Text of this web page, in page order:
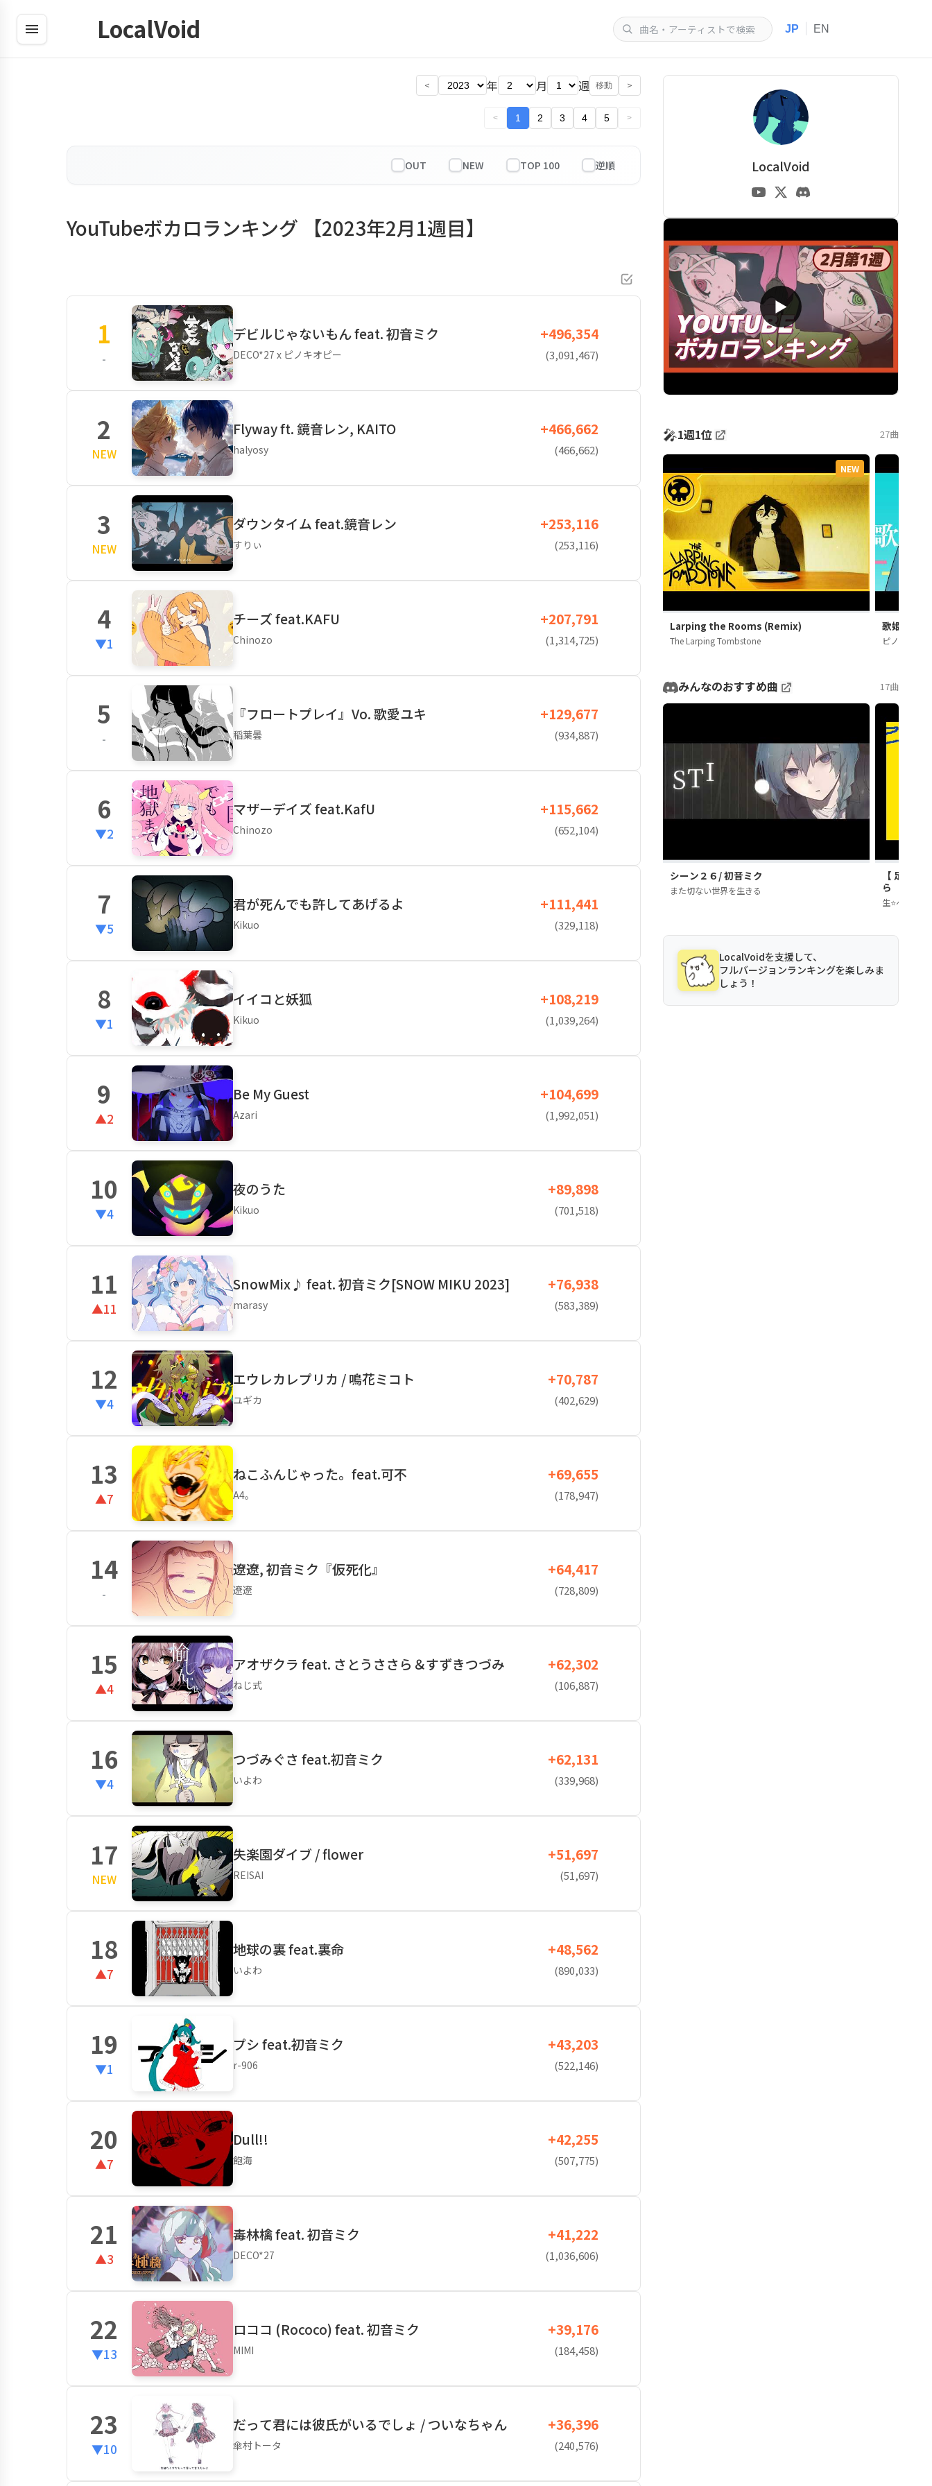
LocalVoid JP EN
< 年 月 週 移動 >
< 1 2 3 4 5 >
OUT NEW TOP 100
YouTubeボカロランキング 【2023年2月1週目】
1
-
デビルじゃないもん feat. 初音ミク
DECO*27 x ピノキオピー
+496,354
(3,091,467)
2
NEW
Flyway ft. 鏡音レン, KAITO
halyosy
+466,662
(466,662)
3
NEW
ダウンタイム feat.鏡音レン
すりぃ
+253,116
(253,116)
4
▼1
チーズ feat.KAFU
Chinozo
+207,791
(1,314,725)
5
-
『フロートプレイ』Vo. 歌愛ユキ
稲葉曇
+129,677
(934,887)
6
▼2
マザーデイズ feat.KafU
Chinozo
+115,662
(652,104)
7
▼5
君が死んでも許してあげるよ
Kikuo
+111,441
(329,118)
8
▼1
イイコと妖狐
Kikuo
+108,219
(1,039,264)
9
▲2
Be My Guest
Azari
+104,699
(1,992,051)
10
▼4
夜のうた
Kikuo
+89,898
(701,518)
11
▲11
SnowMix♪ feat. 初音ミク[SNOW MIKU 2023]
marasy
+76,938
(583,389)
12
▼4
エウレカレプリカ / 鳴花ミコト
ユギカ
+70,787
(402,629)
13
▲7
ねこふんじゃった。feat.可不
A4。
+69,655
(178,947)
14
-
遼遼, 初音ミク『仮死化』
遼遼
+64,417
(728,809)
15
▲4
アオザクラ feat. さとうささら＆すずきつづみ
ねじ式
+62,302
(106,887)
16
▼4
つづみぐさ feat.初音ミク
いよわ
+62,131
(339,968)
17
NEW
失楽園ダイブ / flower
REISAI
+51,697
(51,697)
18
▲7
地球の裏 feat.裏命
いよわ
+48,562
(890,033)
19
▼1
プシ feat.初音ミク
r-906
+43,203
(522,146)
20
▲7
Dull!!
飽海
+42,255
(507,775)
21
▲3
毒林檎 feat. 初音ミク
DECO*27
+41,222
(1,036,606)
22
▼13
ロココ (Rococo) feat. 初音ミク
MIMI
+39,176
(184,458)
23
▼10
だって君には彼氏がいるでしょ / ついなちゃん
傘村トータ
+36,396
(240,576)
LocalVoid
▶
🎤1週1位 27曲
NEW
Larping the Rooms (Remix)
The Larping Tombstone
歌姫失格
ピノキオピー
みんなのおすすめ曲 17曲
シーン２６/ 初音ミク
また切ない世界を生きる
【 足立
ら
生⭐️ぺろ子
LocalVoidを支援して、
フルバージョンランキングを楽しみま
しょう！